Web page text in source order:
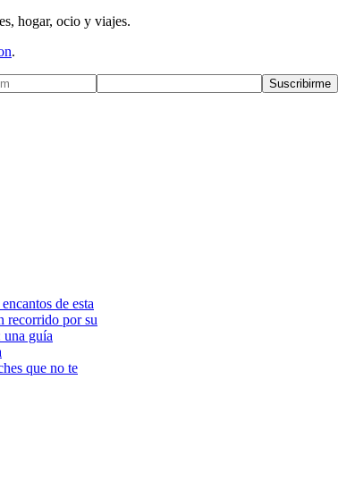
hogar, ocio y viajes.
.
Suscribirme
de esta
recorrido por su
una guía
que no te